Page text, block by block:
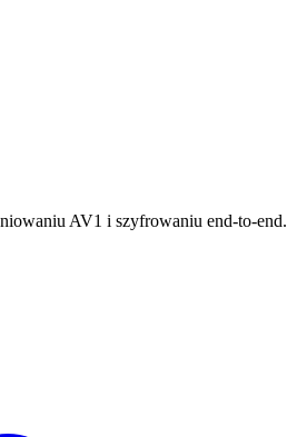
AV1 i szyfrowaniu end-to-end.